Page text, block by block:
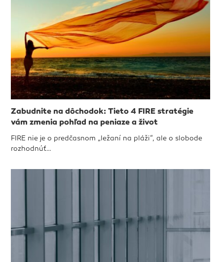
Zabudnite na dôchodok: Tieto 4 FIRE stratégie
vám zmenia pohľad na peniaze a život
FIRE nie je o predčasnom „ležaní na pláži“, ale o slobode
rozhodnúť…